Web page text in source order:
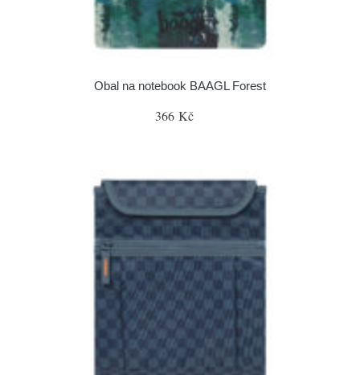
Obal na notebook BAAGL Forest
366 Kč